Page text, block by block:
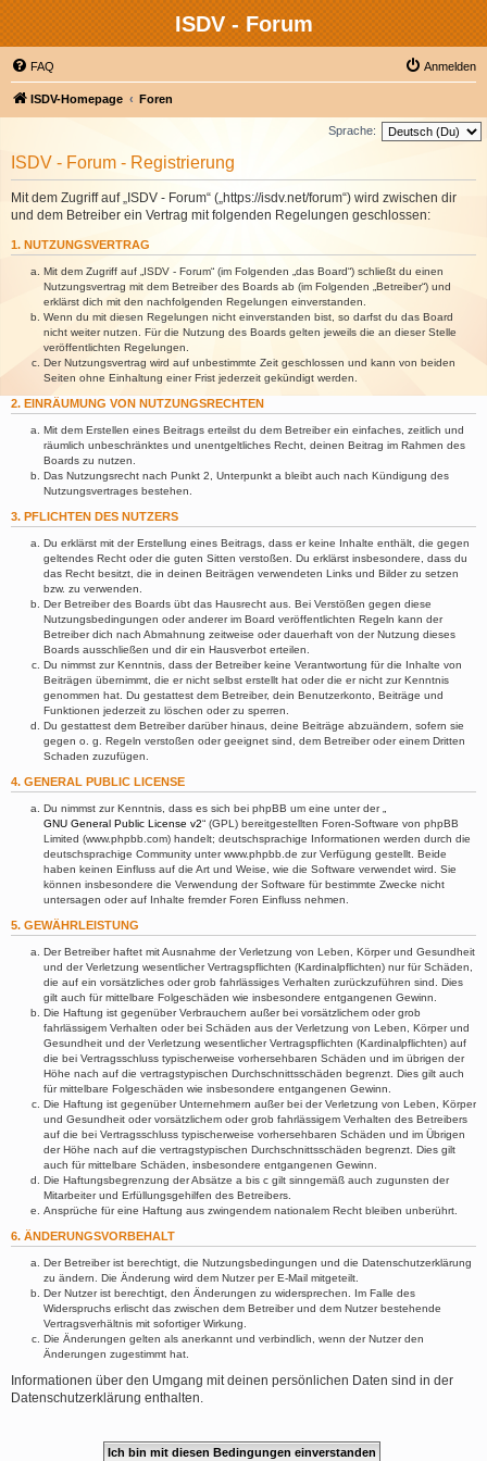
ISDV - Forum
FAQ Anmelden
ISDV-Homepage Foren
Sprache:
ISDV - Forum - Registrierung
Mit dem Zugriff auf „ISDV - Forum“ („https://isdv.net/forum“) wird zwischen dir
und dem Betreiber ein Vertrag mit folgenden Regelungen geschlossen:
1. NUTZUNGSVERTRAG
Mit dem Zugriff auf „ISDV - Forum“ (im Folgenden „das Board“) schließt du einen
Nutzungsvertrag mit dem Betreiber des Boards ab (im Folgenden „Betreiber“) und
erklärst dich mit den nachfolgenden Regelungen einverstanden.
Wenn du mit diesen Regelungen nicht einverstanden bist, so darfst du das Board
nicht weiter nutzen. Für die Nutzung des Boards gelten jeweils die an dieser Stelle
veröffentlichten Regelungen.
Der Nutzungsvertrag wird auf unbestimmte Zeit geschlossen und kann von beiden
Seiten ohne Einhaltung einer Frist jederzeit gekündigt werden.
2. EINRÄUMUNG VON NUTZUNGSRECHTEN
Mit dem Erstellen eines Beitrags erteilst du dem Betreiber ein einfaches, zeitlich und
räumlich unbeschränktes und unentgeltliches Recht, deinen Beitrag im Rahmen des
Boards zu nutzen.
Das Nutzungsrecht nach Punkt 2, Unterpunkt a bleibt auch nach Kündigung des
Nutzungsvertrages bestehen.
3. PFLICHTEN DES NUTZERS
Du erklärst mit der Erstellung eines Beitrags, dass er keine Inhalte enthält, die gegen
geltendes Recht oder die guten Sitten verstoßen. Du erklärst insbesondere, dass du
das Recht besitzt, die in deinen Beiträgen verwendeten Links und Bilder zu setzen
bzw. zu verwenden.
Der Betreiber des Boards übt das Hausrecht aus. Bei Verstößen gegen diese
Nutzungsbedingungen oder anderer im Board veröffentlichten Regeln kann der
Betreiber dich nach Abmahnung zeitweise oder dauerhaft von der Nutzung dieses
Boards ausschließen und dir ein Hausverbot erteilen.
Du nimmst zur Kenntnis, dass der Betreiber keine Verantwortung für die Inhalte von
Beiträgen übernimmt, die er nicht selbst erstellt hat oder die er nicht zur Kenntnis
genommen hat. Du gestattest dem Betreiber, dein Benutzerkonto, Beiträge und
Funktionen jederzeit zu löschen oder zu sperren.
Du gestattest dem Betreiber darüber hinaus, deine Beiträge abzuändern, sofern sie
gegen o. g. Regeln verstoßen oder geeignet sind, dem Betreiber oder einem Dritten
Schaden zuzufügen.
4. GENERAL PUBLIC LICENSE
Du nimmst zur Kenntnis, dass es sich bei phpBB um eine unter der „
GNU General Public License v2“ (GPL) bereitgestellten Foren-Software von phpBB
Limited (www.phpbb.com) handelt; deutschsprachige Informationen werden durch die
deutschsprachige Community unter www.phpbb.de zur Verfügung gestellt. Beide
haben keinen Einfluss auf die Art und Weise, wie die Software verwendet wird. Sie
können insbesondere die Verwendung der Software für bestimmte Zwecke nicht
untersagen oder auf Inhalte fremder Foren Einfluss nehmen.
5. GEWÄHRLEISTUNG
Der Betreiber haftet mit Ausnahme der Verletzung von Leben, Körper und Gesundheit
und der Verletzung wesentlicher Vertragspflichten (Kardinalpflichten) nur für Schäden,
die auf ein vorsätzliches oder grob fahrlässiges Verhalten zurückzuführen sind. Dies
gilt auch für mittelbare Folgeschäden wie insbesondere entgangenen Gewinn.
Die Haftung ist gegenüber Verbrauchern außer bei vorsätzlichem oder grob
fahrlässigem Verhalten oder bei Schäden aus der Verletzung von Leben, Körper und
Gesundheit und der Verletzung wesentlicher Vertragspflichten (Kardinalpflichten) auf
die bei Vertragsschluss typischerweise vorhersehbaren Schäden und im übrigen der
Höhe nach auf die vertragstypischen Durchschnittsschäden begrenzt. Dies gilt auch
für mittelbare Folgeschäden wie insbesondere entgangenen Gewinn.
Die Haftung ist gegenüber Unternehmern außer bei der Verletzung von Leben, Körper
und Gesundheit oder vorsätzlichem oder grob fahrlässigem Verhalten des Betreibers
auf die bei Vertragsschluss typischerweise vorhersehbaren Schäden und im Übrigen
der Höhe nach auf die vertragstypischen Durchschnittsschäden begrenzt. Dies gilt
auch für mittelbare Schäden, insbesondere entgangenen Gewinn.
Die Haftungsbegrenzung der Absätze a bis c gilt sinngemäß auch zugunsten der
Mitarbeiter und Erfüllungsgehilfen des Betreibers.
Ansprüche für eine Haftung aus zwingendem nationalem Recht bleiben unberührt.
6. ÄNDERUNGSVORBEHALT
Der Betreiber ist berechtigt, die Nutzungsbedingungen und die Datenschutzerklärung
zu ändern. Die Änderung wird dem Nutzer per E-Mail mitgeteilt.
Der Nutzer ist berechtigt, den Änderungen zu widersprechen. Im Falle des
Widerspruchs erlischt das zwischen dem Betreiber und dem Nutzer bestehende
Vertragsverhältnis mit sofortiger Wirkung.
Die Änderungen gelten als anerkannt und verbindlich, wenn der Nutzer den
Änderungen zugestimmt hat.
Informationen über den Umgang mit deinen persönlichen Daten sind in der
Datenschutzerklärung enthalten.